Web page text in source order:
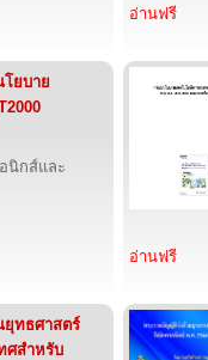
อ่านฟรี
โยบาย
นิกส์และ
อ่านฟรี
ยุทธศาสตร์
ศสำหรับ